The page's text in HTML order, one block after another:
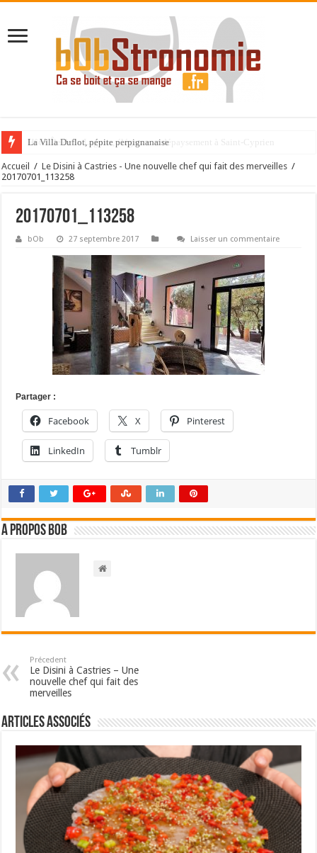
La Villa Duflot, pépite perpignanaise
Accueil / Le Disini à Castries - Une nouvelle chef qui fait des merveilles /
20170701_113258
20170701_113258
bOb 27 septembre 2017 Laisser un commentaire
Partager :
Facebook X Pinterest
LinkedIn Tumblr
A propos bOb
Précedent
Le Disini à Castries – Une
nouvelle chef qui fait des
merveilles
Articles associés